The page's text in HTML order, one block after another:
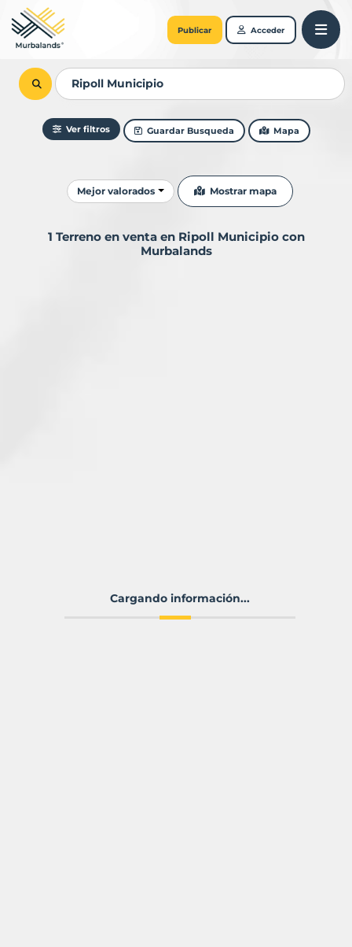
Publicar Acceder
Ver filtros Guardar Busqueda Mapa
Ordenar resultados
Mejor valorados Mostrar mapa
1 Terreno en venta en Ripoll Municipio con
Murbalands
Cargando información...